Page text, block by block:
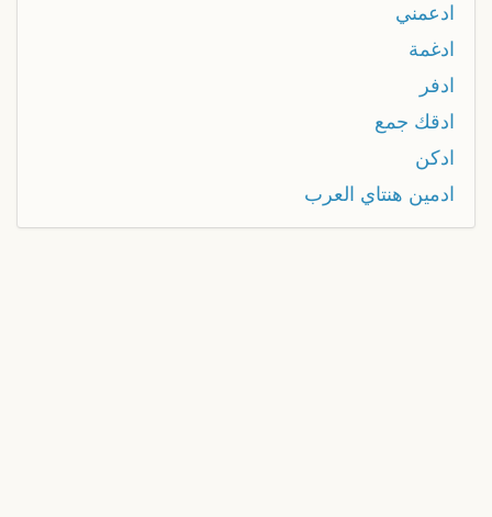
ادعمني
ادغمة
ادفر
ادقك جمع
ادكن
ادمين هنتاي العرب